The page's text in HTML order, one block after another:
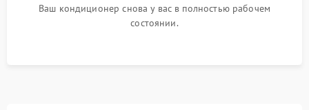
Ваш кондиционер снова у вас в полностью рабочем
состоянии.